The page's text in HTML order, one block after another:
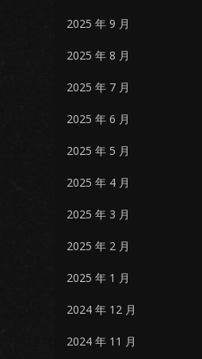
2025 年 9 月
2025 年 8 月
2025 年 7 月
2025 年 6 月
2025 年 5 月
2025 年 4 月
2025 年 3 月
2025 年 2 月
2025 年 1 月
2024 年 12 月
2024 年 11 月